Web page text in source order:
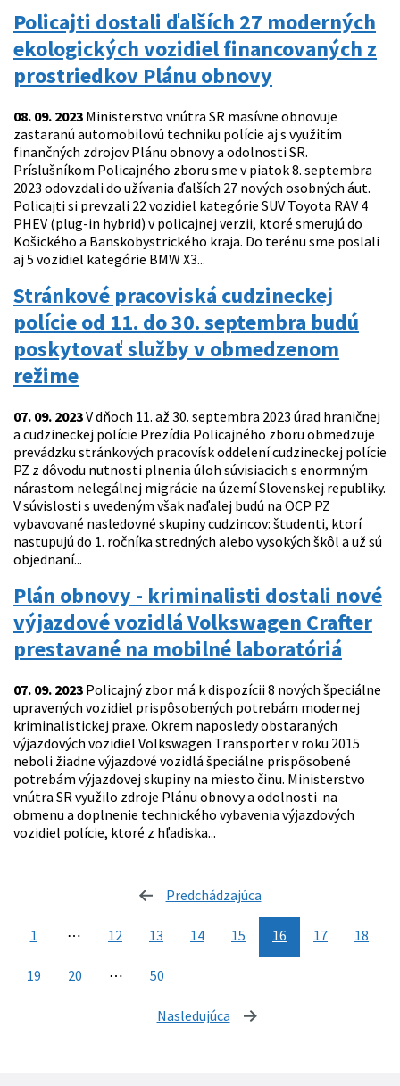
Policajti dostali ďalších 27 moderných
ekologických vozidiel financovaných z
prostriedkov Plánu obnovy
08. 09. 2023 Ministerstvo vnútra SR masívne obnovuje
zastaranú automobilovú techniku polície aj s využitím
finančných zdrojov Plánu obnovy a odolnosti SR.
Príslušníkom Policajného zboru sme v piatok 8. septembra
2023 odovzdali do užívania ďalších 27 nových osobných áut.
Policajti si prevzali 22 vozidiel kategórie SUV Toyota RAV 4
PHEV (plug-in hybrid) v policajnej verzii, ktoré smerujú do
Košického a Banskobystrického kraja. Do terénu sme poslali
aj 5 vozidiel kategórie BMW X3...
Stránkové pracoviská cudzineckej
polície od 11. do 30. septembra budú
poskytovať služby v obmedzenom
režime
07. 09. 2023V dňoch 11. až 30. septembra 2023 úrad hraničnej
a cudzineckej polície Prezídia Policajného zboru obmedzuje
prevádzku stránkových pracovísk oddelení cudzineckej polície
PZ z dôvodu nutnosti plnenia úloh súvisiacich s enormným
nárastom nelegálnej migrácie na území Slovenskej republiky.
V súvislosti s uvedeným však naďalej budú na OCP PZ
vybavované nasledovné skupiny cudzincov: študenti, ktorí
nastupujú do 1. ročníka stredných alebo vysokých škôl a už sú
objednaní...
Plán obnovy - kriminalisti dostali nové
výjazdové vozidlá Volkswagen Crafter
prestavané na mobilné laboratóriá
07. 09. 2023 Policajný zbor má k dispozícii 8 nových špeciálne
upravených vozidiel prispôsobených potrebám modernej
kriminalistickej praxe. Okrem naposledy obstaraných
výjazdových vozidiel Volkswagen Transporter v roku 2015
neboli žiadne výjazdové vozidlá špeciálne prispôsobené
potrebám výjazdovej skupiny na miesto činu. Ministerstvo
vnútra SR využilo zdroje Plánu obnovy a odolnosti na
obmenu a doplnenie technického vybavenia výjazdových
vozidiel polície, ktoré z hľadiska...
Predchádzajúca
1 ⋯ 12 13 14 15 16 17 18
19 20 ⋯ 50
Nasledujúca stránka